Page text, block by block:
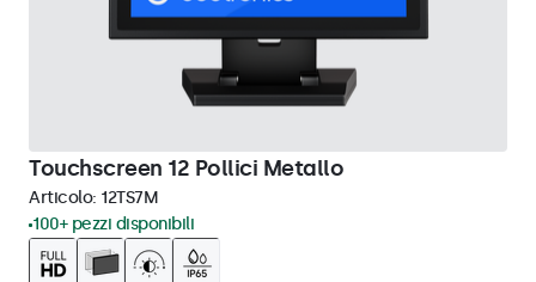
Touchscreen 12 Pollici Metallo
Articolo: 12TS7M
100+ pezzi disponibili